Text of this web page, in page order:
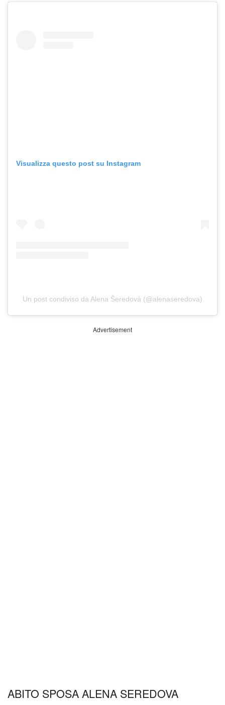
Visualizza questo post su Instagram
Un post condiviso da Alena Šeredová (@alenaseredova)
Advertisement
ABITO SPOSA ALENA SEREDOVA